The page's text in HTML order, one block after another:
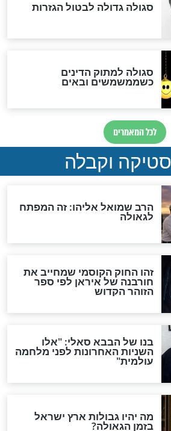
הימים
אפשר לחשב את הקץ?
בימות המשיח?
הגאולה תהיה אפיקורסות
גדולה מאוד של
לאחר בוא המשיח יהיה
לחזור בתשובה?